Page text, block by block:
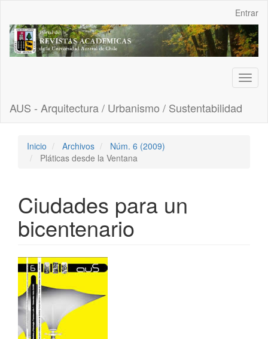
Contenido
principal
Barra
Entrar
AUS - Arquitectura / Urbanismo / Sustentabilidad
Inicio Archivos
Núm. 6 (2009)
Pláticas desde la Ventana
Ciudades para un
bicentenario
Barra
lateral
del
artículo